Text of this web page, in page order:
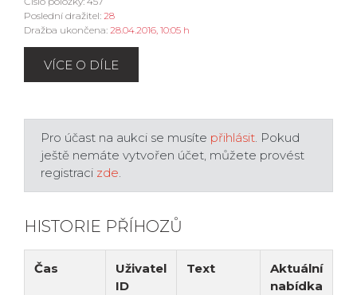
Poslední dražitel: 28
Dražba ukončena: 28.04.2016, 10:05 h
VÍCE O DÍLE
Pro účast na aukci se musíte přihlásit. Pokud
ještě nemáte vytvořen účet, můžete provést
registraci zde.
HISTORIE PŘÍHOZŮ